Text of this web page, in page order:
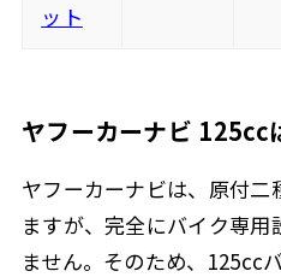
ット
ヤフーカーナビ 125cc
ヤフーカーナビは、原付
ますが、完全にバイク専用
ません。そのため、125cc